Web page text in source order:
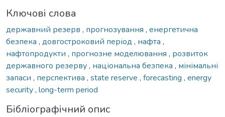
Ключові слова
державний резерв , прогнозування , енергетична
безпека , довгостроковий період , нафта ,
нафтопродукти , прогнозне моделювання , розвиток
державного резерву, національна безпека , мінімальні
запаси , перспектива , state reserve , forecasting , energy
security, long-term period
Бібліографічний опис